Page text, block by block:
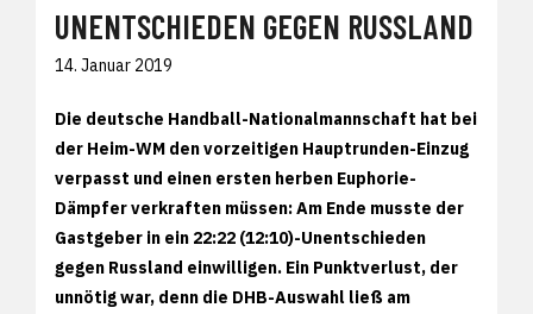
UNENTSCHIEDEN GEGEN RUSSLAND
14. Januar 2019
Die deutsche Handball-Nationalmannschaft hat bei
der Heim-WM den vorzeitigen Hauptrunden-Einzug
verpasst und einen ersten herben Euphorie-
Dämpfer verkraften müssen: Am Ende musste der
Gastgeber in ein 22:22 (12:10)-Unentschieden
gegen Russland einwilligen. Ein Punktverlust, der
unnötig war, denn die DHB-Auswahl ließ am